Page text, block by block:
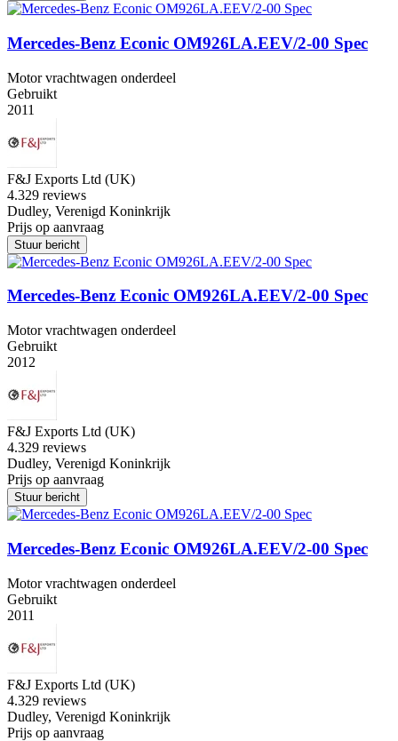
Mercedes-Benz Econic OM926LA.EEV/2-00 Spec
Motor vrachtwagen onderdeel
Gebruikt
2011
F&J Exports Ltd (UK)
4.329 reviews
Dudley, Verenigd Koninkrijk
Prijs op aanvraag
Stuur bericht
Mercedes-Benz Econic OM926LA.EEV/2-00 Spec
Motor vrachtwagen onderdeel
Gebruikt
2012
F&J Exports Ltd (UK)
4.329 reviews
Dudley, Verenigd Koninkrijk
Prijs op aanvraag
Stuur bericht
Mercedes-Benz Econic OM926LA.EEV/2-00 Spec
Motor vrachtwagen onderdeel
Gebruikt
2011
F&J Exports Ltd (UK)
4.329 reviews
Dudley, Verenigd Koninkrijk
Prijs op aanvraag